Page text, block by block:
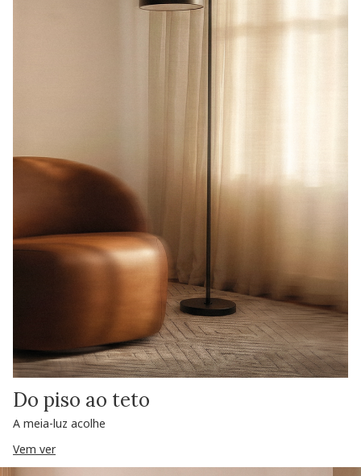
Do piso ao teto
A meia-luz acolhe
Vem ver